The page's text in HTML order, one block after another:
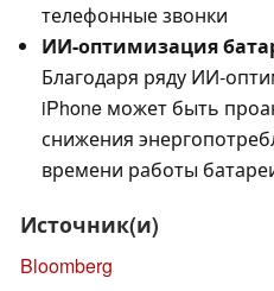
телефонные звонки
ИИ-оптимизация
Благодаря ряду ИИ-
iPhone может быть
снижения
времени работы
Источник(и)
Bloomberg